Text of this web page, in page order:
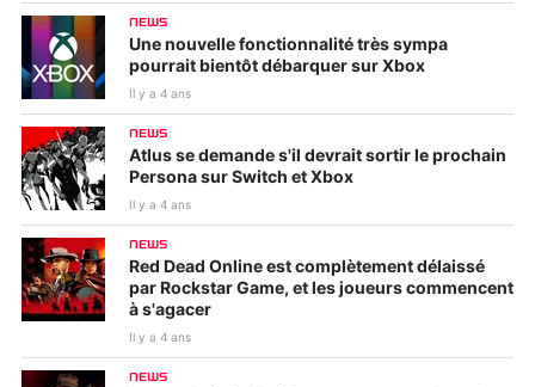
NEWS
Une nouvelle fonctionnalité très sympa
pourrait bientôt débarquer sur Xbox
Il y a 4 ans
NEWS
Atlus se demande s'il devrait sortir le prochain
Persona sur Switch et Xbox
Il y a 4 ans
NEWS
Red Dead Online est complètement délaissé
par Rockstar Game, et les joueurs commencent
à s'agacer
Il y a 4 ans
NEWS